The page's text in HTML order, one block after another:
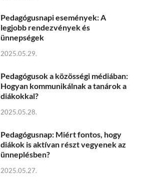
Pedagógusnapi események: A
legjobb rendezvények és
ünnepségek
2025.05.29.
Pedagógusok a közösségi médiában:
Hogyan kommunikálnak a tanárok a
diákokkal?
2025.05.28.
Pedagógusnap: Miért fontos, hogy
diákok is aktívan részt vegyenek az
ünneplésben?
2025.05.27.